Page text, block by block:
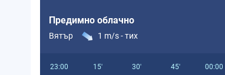
Предимно облачно
Вятър 1 m/s -тих
23:00 15' 30' 45' 00:00